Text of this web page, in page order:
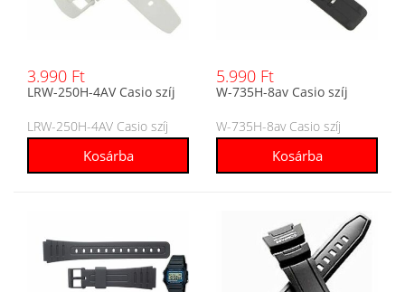
3.990 Ft
LRW-250H-4AV Casio szíj
LRW-250H-4AV Casio szíj
5.990 Ft
W-735H-8av Casio szíj
W-735H-8av Casio szíj